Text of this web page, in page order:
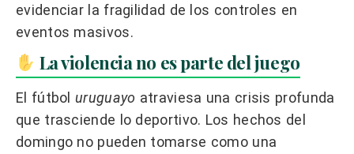
evidenciar la fragilidad de los controles en
eventos masivos.
La violencia no es parte del juego
El fútbol uruguayo atraviesa una crisis profunda
que trasciende lo deportivo. Los hechos del
domingo no pueden tomarse como una